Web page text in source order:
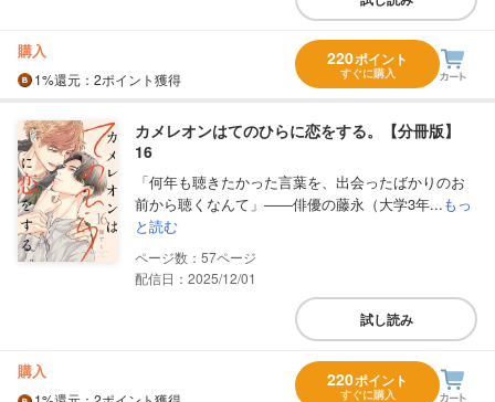
購入
1%還元 ：2ポイント獲得
220ポイント
すぐに購入
カメレオンはてのひらに恋をする。【分冊版】
16
「何年も聴きたかった言葉を、出会ったばかりのお
前から聴くなんて」――俳優の藤永（大学3年...もっ
と読む
57
配信日：2025/12/01
試し読み
購入 220ポイント
すぐに購入